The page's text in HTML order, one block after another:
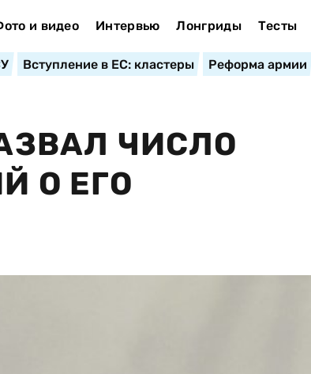
и видео Интервью Лонгриды Тесты
Вступление в ЕС: кластеры Реформа армии
ЧИСЛО
О ЕГО